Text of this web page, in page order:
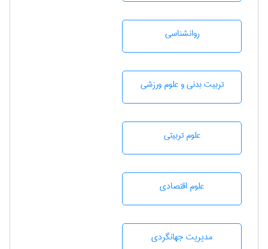
روانشناسی
تربيت بدنی و علوم ورزشی
علوم تربيتی
علوم اقتصادی
مديريت جهانگردی